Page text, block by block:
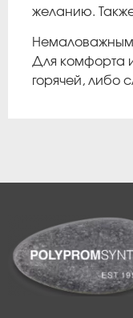
желанию.
Немаловажным
Для комфорта
горячей, либо